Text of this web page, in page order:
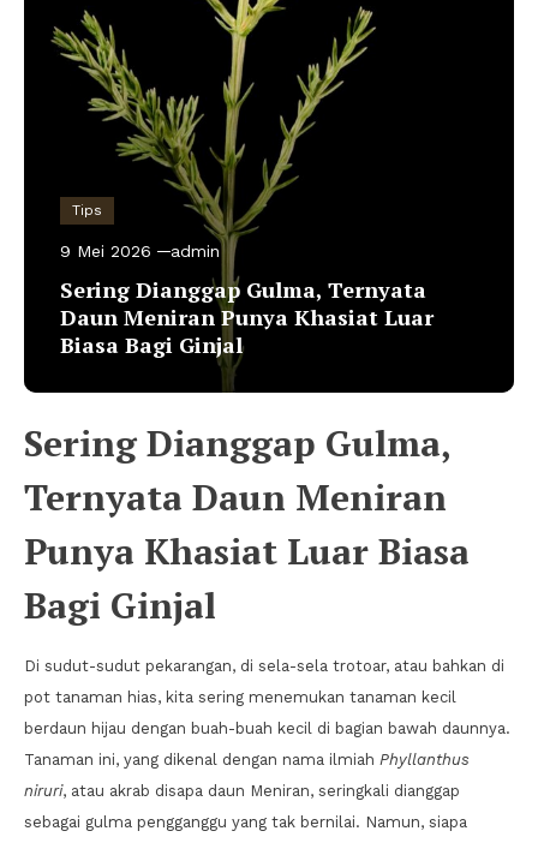
Tips
9 Mei 2026 admin
Sering Dianggap Gulma, Ternyata
Daun Meniran Punya Khasiat Luar
Biasa Bagi Ginjal
Sering Dianggap Gulma,
Ternyata Daun Meniran
Punya Khasiat Luar Biasa
Bagi Ginjal
Di sudut-sudut pekarangan, di sela-sela trotoar, atau bahkan di
pot tanaman hias, kita sering menemukan tanaman kecil
berdaun hijau dengan buah-buah kecil di bagian bawah daunnya.
Tanaman ini, yang dikenal dengan nama ilmiah Phyllanthus
niruri, atau akrab disapa daun Meniran, seringkali dianggap
sebagai gulma pengganggu yang tak bernilai. Namun, siapa